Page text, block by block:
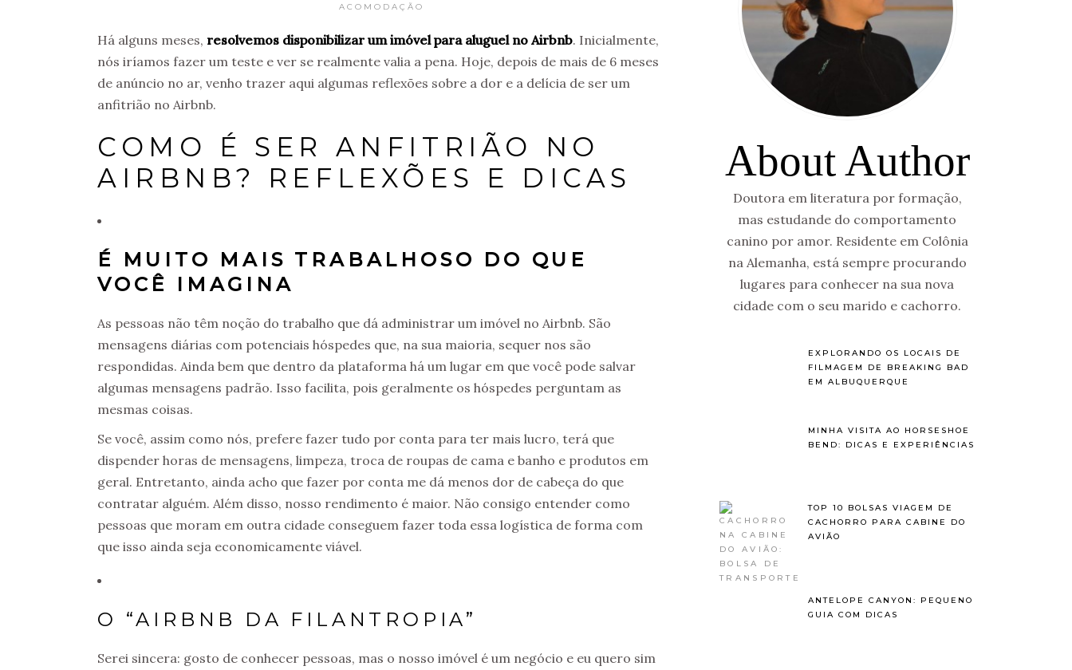
ACOMODAÇÃO
Há alguns meses, resolvemos disponibilizar um imóvel para aluguel no Airbnb. Inicialmente,
nós iríamos fazer um teste e ver se realmente valia a pena. Hoje, depois de mais de 6 meses
de anúncio no ar, venho trazer aqui algumas reflexões sobre a dor e a delícia de ser um
anfitrião no Airbnb.
COMO É SER ANFITRIÃO NO
AIRBNB? REFLEXÕES E DICAS
É MUITO MAIS TRABALHOSO DO QUE
VOCÊ IMAGINA
As pessoas não têm noção do trabalho que dá administrar um imóvel no Airbnb. São
mensagens diárias com potenciais hóspedes que, na sua maioria, sequer nos são
respondidas. Ainda bem que dentro da plataforma há um lugar em que você pode salvar
algumas mensagens padrão. Isso facilita, pois geralmente os hóspedes perguntam as
mesmas coisas.
Se você, assim como nós, prefere fazer tudo por conta para ter mais lucro, terá que
dispender horas de mensagens, limpeza, troca de roupas de cama e banho e produtos em
geral. Entretanto, ainda acho que fazer por conta me dá menos dor de cabeça do que
contratar alguém. Além disso, nosso rendimento é maior. Não consigo entender como
pessoas que moram em outra cidade conseguem fazer toda essa logística de forma com
que isso ainda seja economicamente viável.
O “AIRBNB DA FILANTROPIA”
Serei sincera: gosto de conhecer pessoas, mas o nosso imóvel é um negócio e eu quero sim
About Author
Doutora em literatura por formação,
mas estudande do comportamento
canino por amor. Residente em Colônia
na Alemanha, está sempre procurando
lugares para conhecer na sua nova
cidade com o seu marido e cachorro.
EXPLORANDO OS LOCAIS DE
FILMAGEM DE BREAKING BAD
EM ALBUQUERQUE
MINHA VISITA AO HORSESHOE
BEND: DICAS E EXPERIÊNCIAS
TOP 10 BOLSAS VIAGEM DE
CACHORRO PARA CABINE DO
AVIÃO
ANTELOPE CANYON: PEQUENO
GUIA COM DICAS